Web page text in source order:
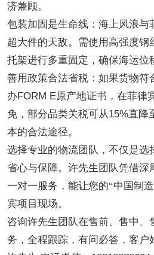
济兼顾。
包装加固是生命线：海上风浪与
超大件的天敌。需使用高强度钢
托架进行多重固定，确保海运位
善用政策合法省税：如果货物符
办FORM E原产地证书，在菲律
免，部分品类关税可从15%直降
本的合法途径。
选择专业的物流团队，不仅是选
省心与保障。许先生团队凭借深
一对一服务，能让您的“中国制
宾项目现场。
咨询许先生团队在售前、售中、
务，全程跟踪，有问必答，客户